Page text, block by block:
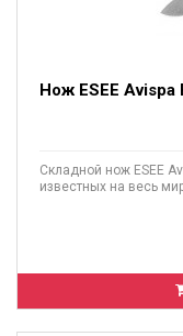
Нож ESEE Avispa
Складной нож ESEE
известных на весь